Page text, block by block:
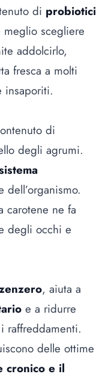
di probiotici
scegliere
addolcirlo,
fresca a molti
insaporiti.
di
degli agrumi.
carotene ne fa
degli occhi e
, aiuta a
e a ridurre
raffreddamenti.
delle ottime
cronico e il